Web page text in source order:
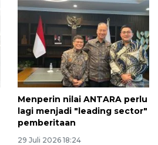
Menperin nilai ANTARA perlu
lagi menjadi "leading sector"
pemberitaan
29 Juli 2026 18:24